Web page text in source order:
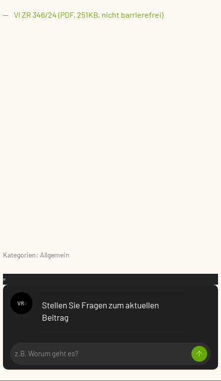
VI ZR 346/24 (PDF, 251KB, nicht barrierefrei)
Kategorien: Allgemein
VR:
Stellen Sie Fragen zum aktuellen
Beitrag